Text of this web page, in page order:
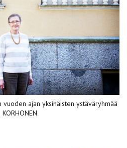
ajan yksinäisten ystäväryhmää